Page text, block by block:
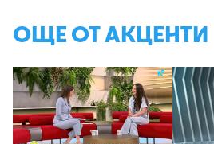
ОЩЕ ОТ АКЦЕНТИ